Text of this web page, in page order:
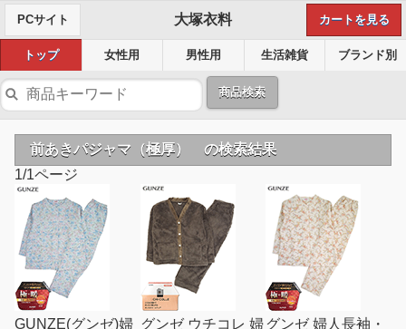
PCサイト 大塚衣料 カートを見る
トップ 女性用 男性用 生活雑貨 ブランド別
商品検索
前あきパジャマ（極厚） の検索結果
1/1ページ
GUNZE(グンゼ)婦 グンゼ ウチコレ 婦グンゼ 婦人長袖・